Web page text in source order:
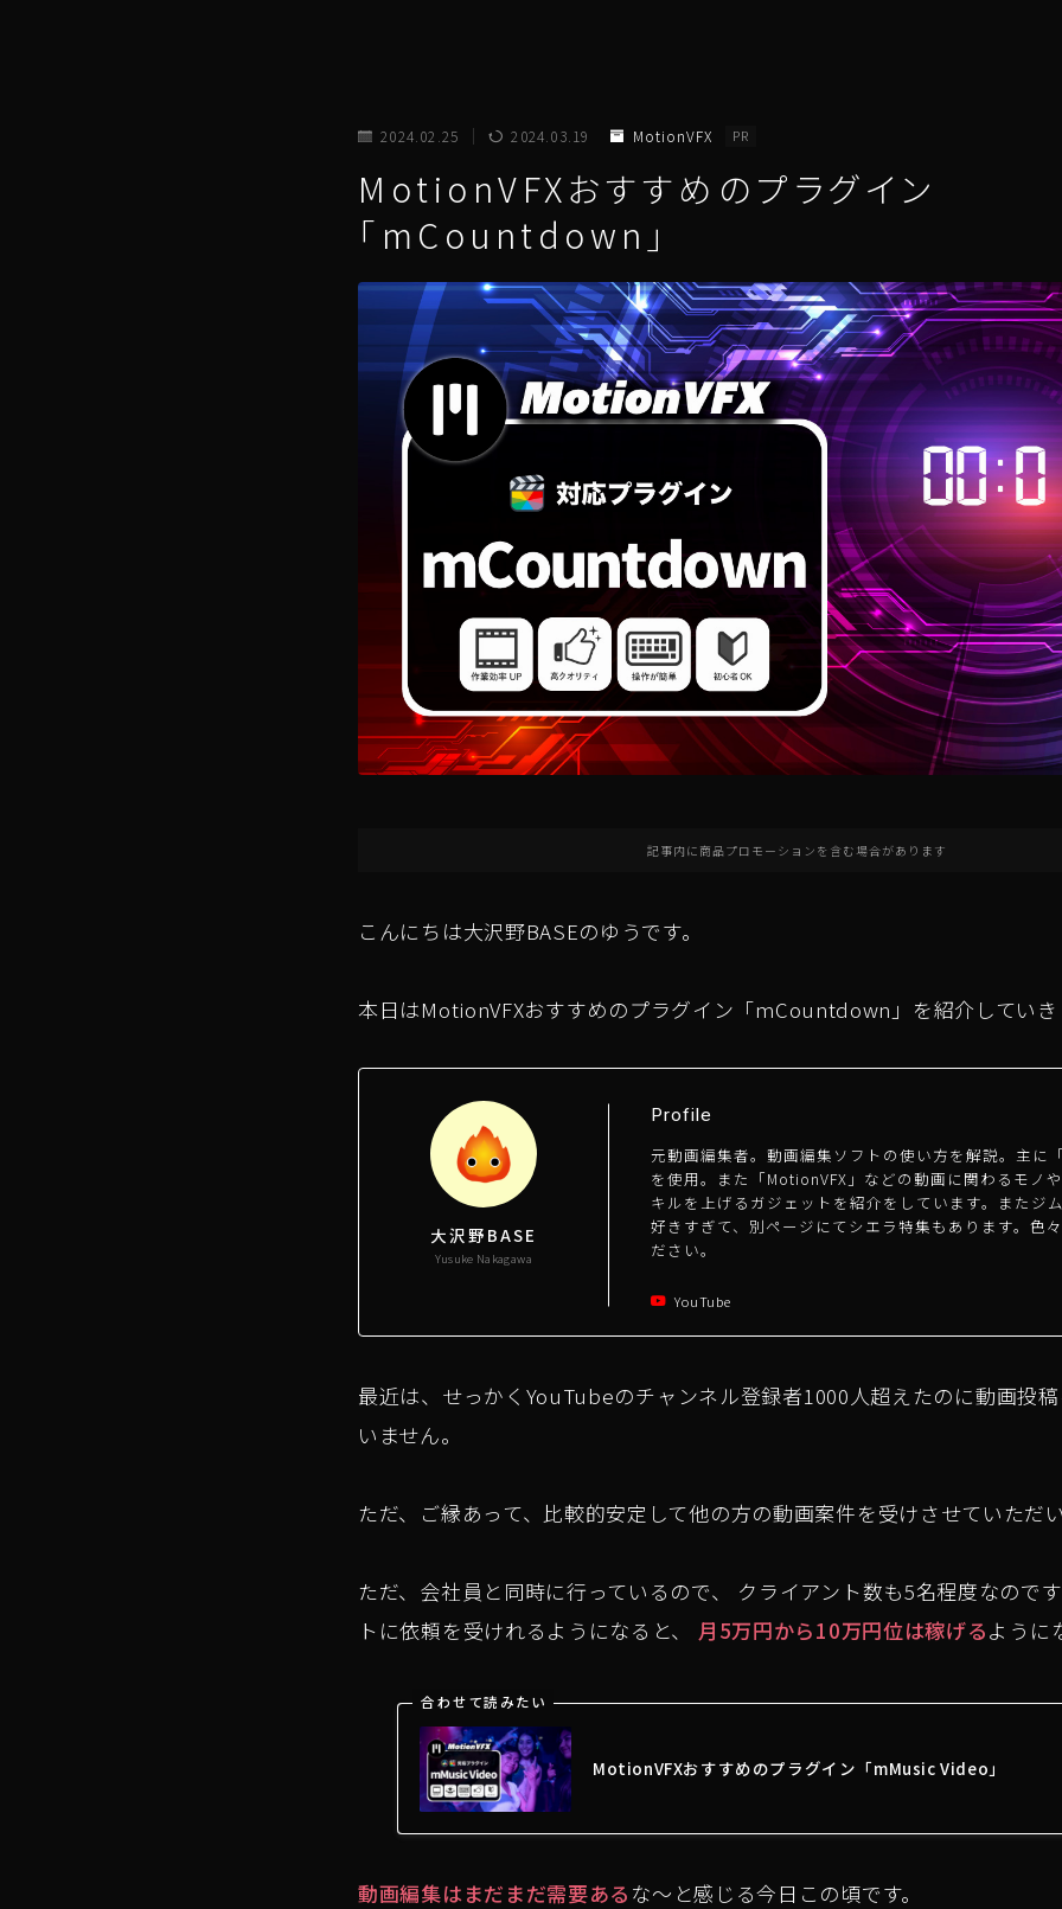
2024.02.25 2024.03.19 MotionVFX PR
MotionVFXおすすめのプラグイン
「mCountdown」
記事内に商品プロモーションを含む場合があります
こんにちは大沢野BASEのゆうです。
本日はMotionVFXおすすめのプラグイン「mCountdown」を紹介していき
大沢野BASE
Yusuke Nakagawa
Profile
元動画編集者。動画編集ソフトの使い方を解説。主に
を使用。また「MotionVFX」などの動画に関わるモノ
キルを上げるガジェットを紹介をしています。またジ
好きすぎて、別ページにてシエラ特集もあります。色
ださい。
YouTube
最近は、せっかくYouTubeのチャンネル登録者1000人超えたのに動画投
いません。
ただ、ご縁あって、比較的安定して他の方の動画案件を受けさせていただ
ただ、会社員と同時に行っているので、 クライアント数も5名程度なので
トに依頼を受けれるようになると、
月5万円から10万円位は稼げるように
合わせて読みたい
MotionVFXおすすめのプラグイン「mMusic Video」
動画編集はまだまだ需要ある な〜と感じる今日この頃です。